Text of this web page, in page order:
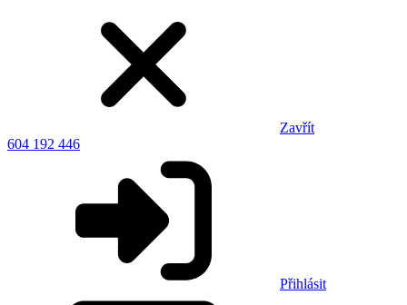
Zavřít
604 192 446
Přihlásit